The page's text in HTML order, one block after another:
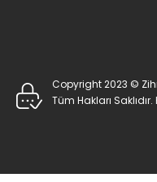
Copyright 2023 ©
Tüm Hakları